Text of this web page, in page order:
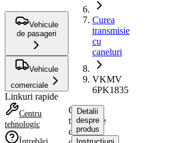
Vehicule
de pasageri
Vehicule
comerciale
Linkuri rapide
Centru
tehnologic
Curea
transmisie
cu
caneluri
VKMV
6PK1835
Curea
transmisie
cu
Detalii
despre
produs